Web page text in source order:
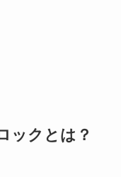
ックとは？